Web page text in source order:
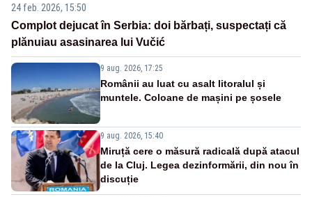
24 feb. 2026, 15:50
Complot dejucat în Serbia: doi bărbați, suspectați că
plănuiau asasinarea lui Vučić
9 aug. 2026, 17:25
Românii au luat cu asalt litoralul și
muntele. Coloane de mașini pe șosele
9 aug. 2026, 15:40
Miruță cere o măsură radicală după atacul
de la Cluj. Legea dezinformării, din nou în
discuție